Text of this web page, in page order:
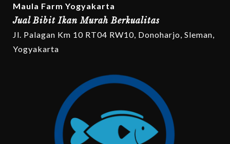
Maula Farm Yogyakarta
Jual Bibit Ikan Murah Berkualitas
Jl. Palagan Km 10 RT04 RW10, Donoharjo, Sleman,
Yogyakarta